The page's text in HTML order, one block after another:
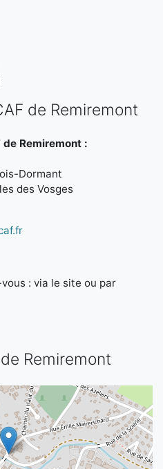
de Remiremont
Remiremont :
Dormant
des Vosges
: via le site ou par
Remiremont